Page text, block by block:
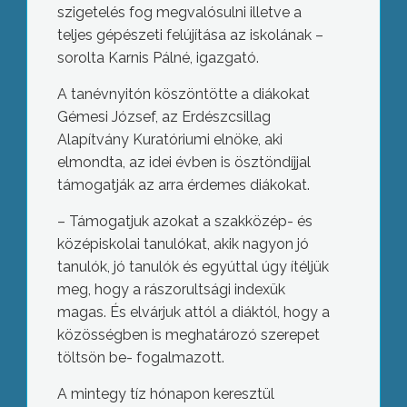
szigetelés fog megvalósulni illetve a
teljes gépészeti felújítása az iskolának –
sorolta Karnis Pálné, igazgató.
A tanévnyitón köszöntötte a diákokat
Gémesi József, az Erdészcsillag
Alapítvány Kuratóriumi elnöke, aki
elmondta, az idei évben is ösztöndíjjal
támogatják az arra érdemes diákokat.
– Támogatjuk azokat a szakközép- és
középiskolai tanulókat, akik nagyon jó
tanulók, jó tanulók és egyúttal úgy ítéljük
meg, hogy a rászorultsági indexük
magas. És elvárjuk attól a diáktól, hogy a
közösségben is meghatározó szerepet
töltsön be- fogalmazott.
A mintegy tíz hónapon keresztül